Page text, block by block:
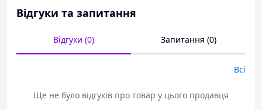
Сонячна панель JAP6 260
панелей на ринку України, які мають краще
переваги:
Відгуки та запитання
Відгуки (0) Запитання (0)
Всі
Ще не було відгуків про товар у цього продавця